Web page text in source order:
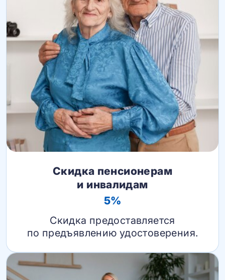
Скидка пенсионерам
и инвалидам
5%
Скидка предоставляется
по предъявлению удостоверения.